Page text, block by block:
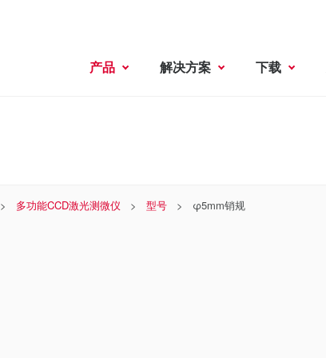
产品 解决方案 下载
多功能CCD激光测微仪 型号 φ5mm销规